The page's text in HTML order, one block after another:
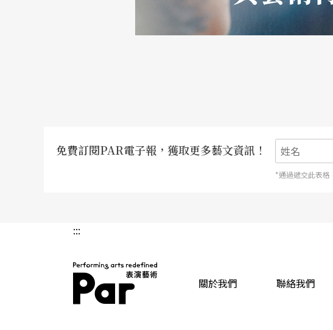
人口這麼多，有多少同期的朋友，現在在哪裡？我都不知
個學生的課程到下午一兩點，吃完飯獨自坐車北上回到台
有演出就必須把課調開，整天專心排練與晚上上台。小孩
Q：訓練一日不能偏廢，你如何分配時間，在賺錢餬口之餘
因為每週都在演出，一直都可以碰到琴所以不會生疏。
練，或者半夜用「滅音器」練琴。因為底子都還在，所以
免費訂閱PAR電子報，獲取更多藝文資訊！
*通過遞交此表格
:::
關於我們 聯絡我們